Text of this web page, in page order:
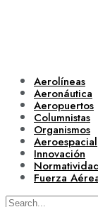
Aerolíneas
Aeronáutica
Aeropuertos
Columnistas
Organismos
Aeroespacial
Innovación
Fuerza